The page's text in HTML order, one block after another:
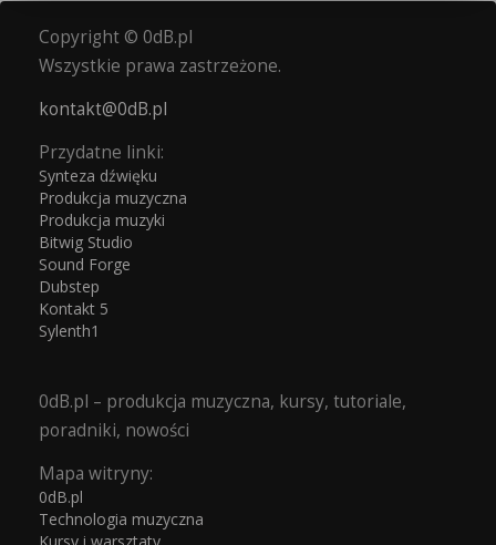
Copyright © 0dB.pl
Wszystkie prawa zastrzeżone.
kontakt@0dB.pl
Przydatne linki:
Synteza dźwięku
Produkcja muzyczna
Produkcja muzyki
Bitwig Studio
Sound Forge
Dubstep
Kontakt 5
Sylenth1
0dB.pl – produkcja muzyczna, kursy, tutoriale,
poradniki, nowości
Mapa witryny:
0dB.pl
Technologia muzyczna